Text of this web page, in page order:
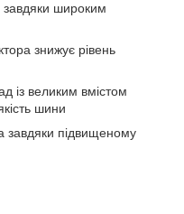
завдяки широким
знижує рівень
із великим вмістом
шини
завдяки підвищеному